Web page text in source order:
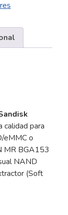
calidad para
eMMC o
MR BGA153
NAND
(Soft